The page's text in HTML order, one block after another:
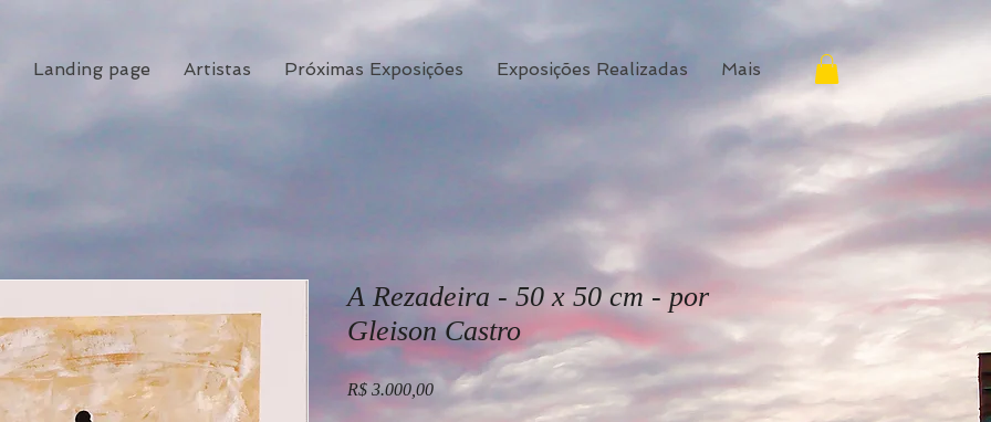
Landing page Artistas Próximas Exposições Exposições Realizadas Mais
A Rezadeira - 50 x 50 cm - por
Gleison Castro
R$ 3.000,00Preço